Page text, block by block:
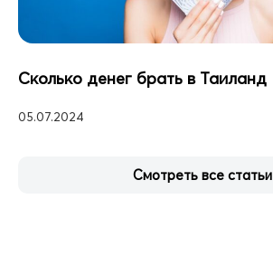
Сколько денег брать в Таиланд
05.07.2024
Смотреть все статьи